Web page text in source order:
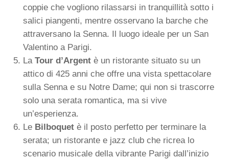
coppie che vogliono rilassarsi in tranquillità sotto i
salici piangenti, mentre osservano la barche che
attraversano la Senna. Il luogo ideale per un San
Valentino a Parigi.
La Tour d’Argent è un ristorante situato su un
attico di 425 anni che offre una vista spettacolare
sulla Senna e su Notre Dame; qui non si trascorre
solo una serata romantica, ma si vive
un’esperienza.
Le Bilboquet è il posto perfetto per terminare la
serata; un ristorante e jazz club che ricrea lo
scenario musicale della vibrante Parigi dall’inizio